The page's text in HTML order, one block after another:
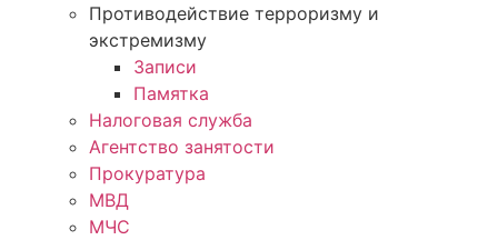
Противодействие терроризму и
экстремизму
Записи
Памятка
Налоговая служба
Агентство занятости
Прокуратура
МВД
МЧС